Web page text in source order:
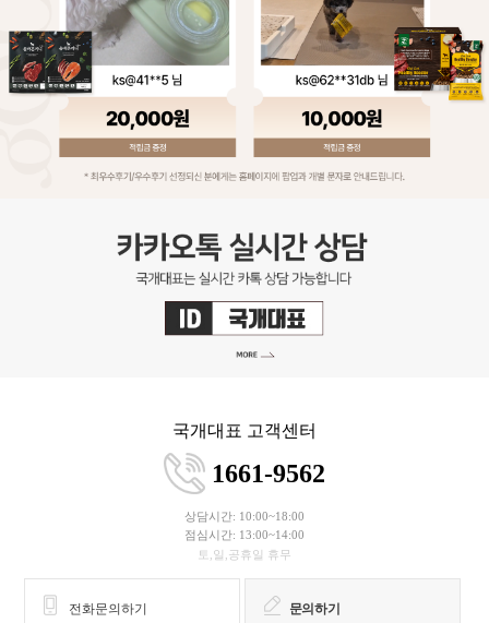
국개대표 고객센터
1661-9562
상담시간: 10:00~18:00
점심시간: 13:00~14:00
토,일,공휴일 휴무
전화문의하기 문의하기